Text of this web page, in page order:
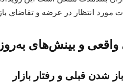
مورد انتظار در عرضه و تقاضای
و بینش‌های به‌روز
شدن قبلی و رفتار بازار